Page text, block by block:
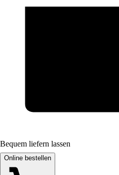
Bequem liefern lassen
Online bestellen